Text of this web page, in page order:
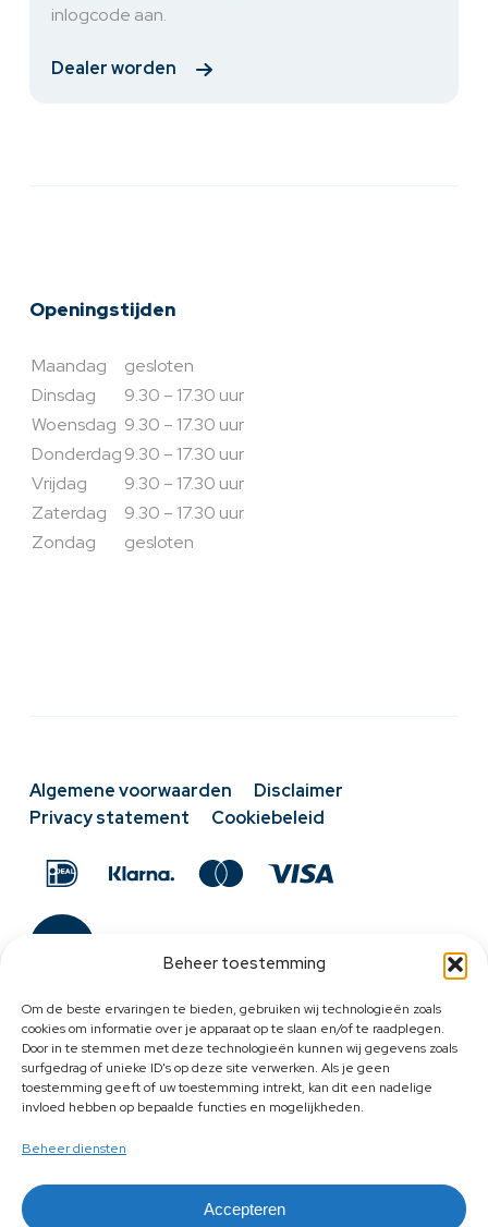
Beheer toestemming
Om de beste ervaringen te bieden, gebruiken wij technologieën zoals
cookies om informatie over je apparaat op te slaan en/of te raadplegen.
Door in te stemmen met deze technologieën kunnen wij gegevens zoals
surfgedrag of unieke ID's op deze site verwerken. Als je geen
toestemming geeft of uw toestemming intrekt, kan dit een nadelige
invloed hebben op bepaalde functies en mogelijkheden.
Beheer diensten
Accepteren
inlogcode aan.
Dealer worden
Openingstijden
Maandag
gesloten
Dinsdag
9.30 – 17.30 uur
Woensdag 9.30 – 17.30 uur
Donderdag9.30 – 17.30 uur
Vrijdag
9.30 – 17.30 uur
Zaterdag
9.30 – 17.30 uur
Zondag
gesloten
Algemene voorwaarden
Disclaimer
Privacy statement
Cookiebeleid